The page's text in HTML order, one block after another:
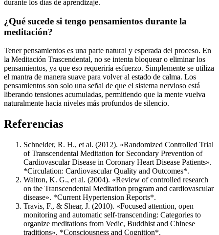
durante los días de aprendizaje.
¿Qué sucede si tengo pensamientos durante la
meditación?
Tener pensamientos es una parte natural y esperada del proceso. En
la Meditación Trascendental, no se intenta bloquear o eliminar los
pensamientos, ya que eso requeriría esfuerzo. Simplemente se utiliza
el mantra de manera suave para volver al estado de calma. Los
pensamientos son solo una señal de que el sistema nervioso está
liberando tensiones acumuladas, permitiendo que la mente vuelva
naturalmente hacia niveles más profundos de silencio.
Referencias
Schneider, R. H., et al. (2012). «Randomized Controlled Trial
of Transcendental Meditation for Secondary Prevention of
Cardiovascular Disease in Coronary Heart Disease Patients».
*Circulation: Cardiovascular Quality and Outcomes*.
Walton, K. G., et al. (2004). «Review of controlled research
on the Transcendental Meditation program and cardiovascular
disease». *Current Hypertension Reports*.
Travis, F., & Shear, J. (2010). «Focused attention, open
monitoring and automatic self-transcending: Categories to
organize meditations from Vedic, Buddhist and Chinese
traditions». *Consciousness and Cognition*.